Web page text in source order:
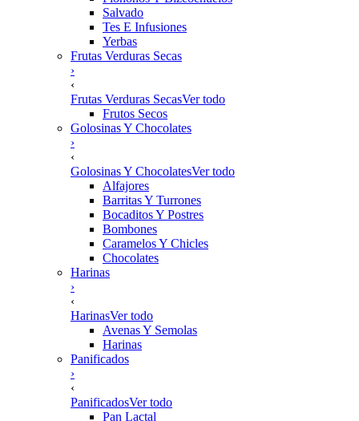
Salvado
Tes E Infusiones
Yerbas
Frutas Verduras Secas
›
‹
Frutas Verduras SecasVer todo
Frutos Secos
Golosinas Y Chocolates
›
‹
Golosinas Y ChocolatesVer todo
Alfajores
Barritas Y Turrones
Bocaditos Y Postres
Bombones
Caramelos Y Chicles
Chocolates
Harinas
›
‹
HarinasVer todo
Avenas Y Semolas
Harinas
Panificados
›
‹
PanificadosVer todo
Pan Lactal